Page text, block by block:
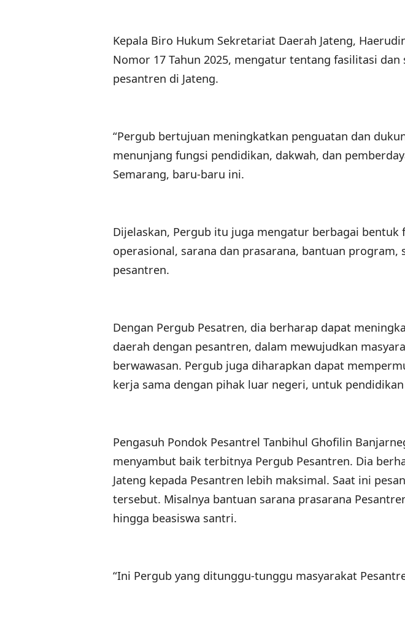
Kepala Biro Hukum Sekretariat Daerah Jateng,
Nomor 17 Tahun 2025, mengatur tentang fasilitasi
pesantren di Jateng.
“Pergub bertujuan meningkatkan penguatan dan
menunjang fungsi pendidikan, dakwah, dan
Semarang, baru-baru ini.
Dijelaskan, Pergub itu juga mengatur berbagai bentuk
operasional, sarana dan prasarana, bantuan
pesantren.
Dengan Pergub Pesatren, dia berharap dapat
daerah dengan pesantren, dalam mewujudkan
berwawasan. Pergub juga diharapkan dapat
kerja sama dengan pihak luar negeri, untuk
Pengasuh Pondok Pesantrel Tanbihul Ghofilin
menyambut baik terbitnya Pergub Pesantren. Dia
Jateng kepada Pesantren lebih maksimal. Saat ini
tersebut. Misalnya bantuan sarana prasarana
hingga beasiswa santri.
“Ini Pergub yang ditunggu-tunggu masyarakat